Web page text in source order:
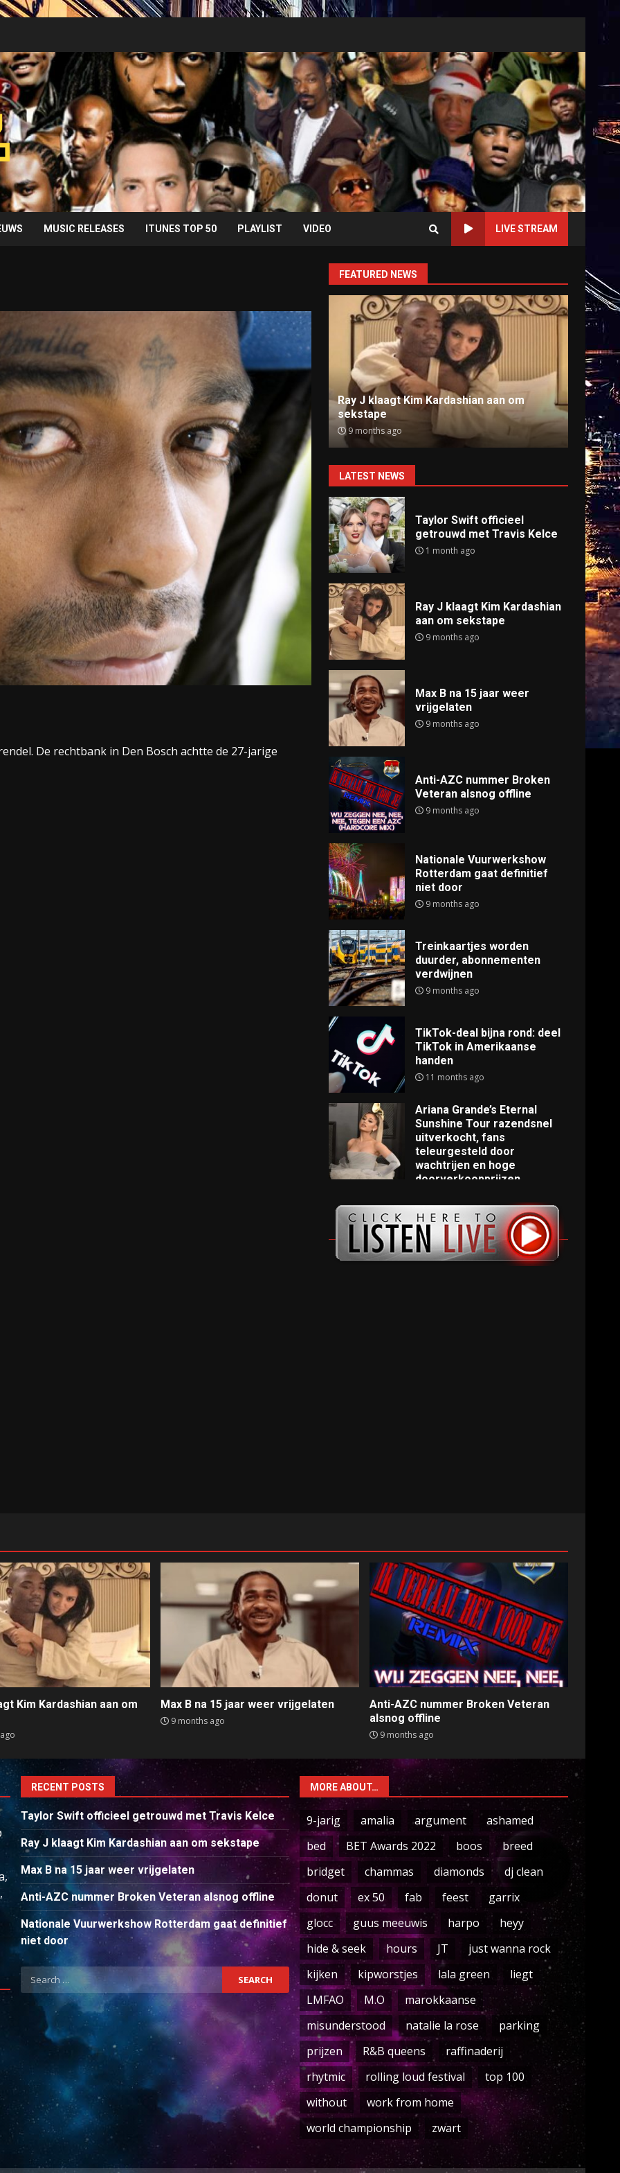
MUSIC RELEASES ITUNES TOP 50 PLAYLIST VIDEO LIVE STREAM
De rechtbank in Den Bosch achtte de 27-jarige
FEATURED NEWS
Taylor Swift officieel getrouwd met Travis
1 month ago
Ray J klaagt Kim Kardashian aan om
sekstape
9 months ago
Anti-
9
LATEST NEWS
Taylor Swift officieel
getrouwd met Travis Kelce
1 month ago
Ray J klaagt Kim Kardashian
aan om sekstape
9 months ago
Max B na 15 jaar weer
vrijgelaten
9 months ago
Anti-AZC nummer Broken
Veteran alsnog offline
9 months ago
Nationale Vuurwerkshow
Rotterdam gaat definitief
niet door
9 months ago
Treinkaartjes worden
duurder, abonnementen
verdwijnen
9 months ago
TikTok-deal bijna rond: deel
TikTok in Amerikaanse
handen
11 months ago
Ariana Grande’s Eternal
Sunshine Tour razendsnel
uitverkocht, fans
teleurgesteld door
wachtrijen en hoge
doorverkoopprijzen
Kim Kardashian aan om
Max B na 15 jaar weer vrijgelaten
9 months ago
Anti-AZC nummer Broken Veteran
alsnog offline
9 months ago
RECENT POSTS
Taylor Swift officieel getrouwd met Travis Kelce
Ray J klaagt Kim Kardashian aan om sekstape
Max B na 15 jaar weer vrijgelaten
Anti-AZC nummer Broken Veteran alsnog offline
Nationale Vuurwerkshow Rotterdam gaat definitief
niet door
Search
for:
MORE ABOUT…
9-jarig amalia argument
ashamed
bed
BET Awards 2022 boos
breed
bridget
chammas diamonds
dj clean
donut
ex 50 fab feest
garrix
glocc
guus meeuwis harpo
heyy
hide & seek
hours JT
just wanna rock
kijken
kipworstjes lala green
liegt
LMFAO
M.O
marokkaanse
misunderstood
natalie la rose
parking
prijzen
R&B queens
raffinaderij
rhytmic
rolling loud festival
top 100
without
work from home
world championship
zwart